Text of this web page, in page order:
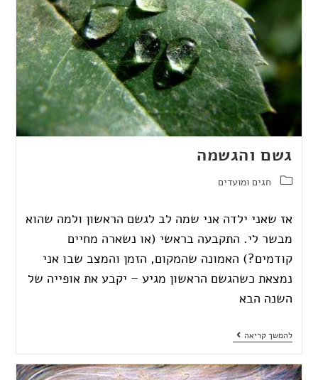
גשם והגשמה
חגים ומועדים
אז שאני ילדה אני שמה לב לגשם הראשון ולמה שהוא
מבשר לי. התקבעה בראשי (או נשארה מחיים
קודמים?) האמונה שהמקום, הזמן והמצב שבו אני
נמצאת כשהגשם הראשון מגיע – יקבע את אופייה של
השנה הבא
להמשך קריאה